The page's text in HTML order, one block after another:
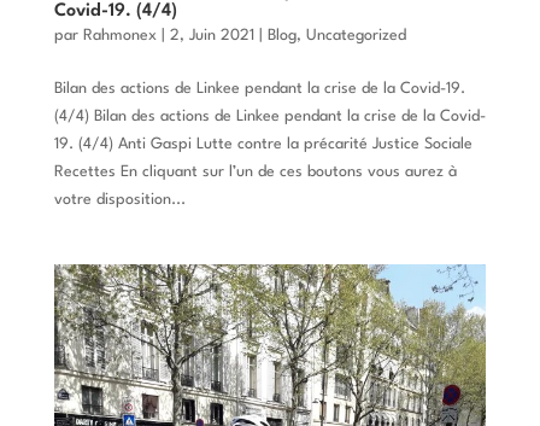
Covid-19. (4/4)
par Rahmonex 2, Juin 2021 Blog, Uncategorized
Bilan des actions de Linkee pendant la crise de la Covid-19.
(4/4) Bilan des actions de Linkee pendant la crise de la Covid-
19. (4/4) Anti Gaspi Lutte contre la précarité Justice Sociale
Recettes En cliquant sur l’un de ces boutons vous aurez à
votre disposition...